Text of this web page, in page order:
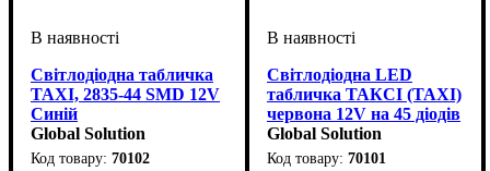
Світлодіодна табличка
TAXI, 2835-44 SMD 12V
Синій
Global Solution
70102
Світлодіодна LED
табличка ТАКСІ (TAXI)
червона 12V на 45 діодів
2835SMD
Global Solution
70101